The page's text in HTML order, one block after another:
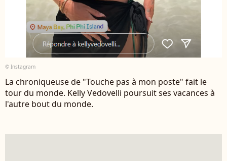
© Instagram
La chroniqueuse de "Touche pas à mon poste" fait le
tour du monde. Kelly Vedovelli poursuit ses vacances à
l'autre bout du monde.